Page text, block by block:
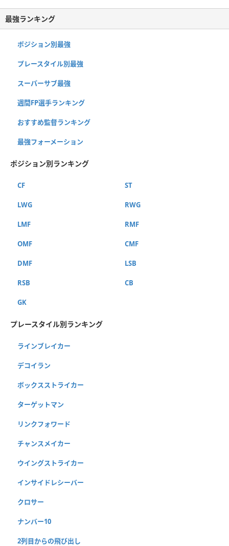
最強ランキング
ポジション別最強
プレースタイル別最強
スーパーサブ最強
週間FP選手ランキング
おすすめ監督ランキング
最強フォーメーション
ポジション別ランキング
CF ST
LWG RWG
LMF RMF
OMF CMF
DMF LSB
RSB CB
GK
プレースタイル別ランキング
ラインブレイカー
デコイラン
ボックスストライカー
ターゲットマン
リンクフォワード
チャンスメイカー
ウイングストライカー
インサイドレシーバー
クロサー
ナンバー10
2列目からの飛び出し